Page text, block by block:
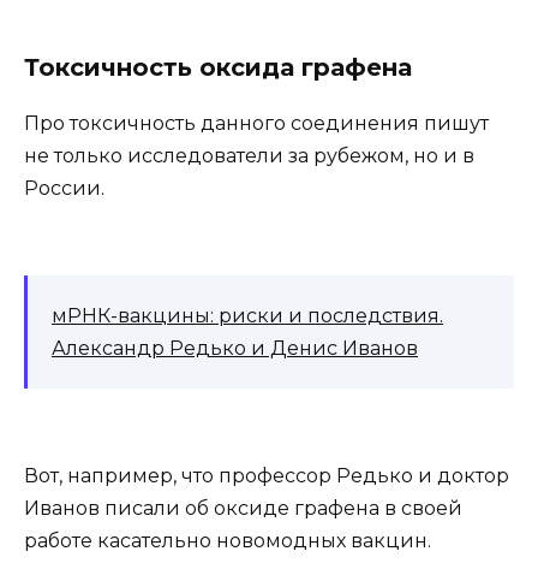
Токсичность оксида графена
Про токсичность данного соединения пишут
не только исследователи за рубежом, но и в
России.
мРНК-вакцины: риски и последствия.
Александр Редько и Денис Иванов
Вот, например, что профессор Редько и доктор
Иванов писали об оксиде графена в своей
работе касательно новомодных вакцин.